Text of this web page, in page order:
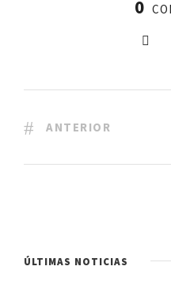
0
ANTERIOR
ÚLTIMAS NOTICIAS